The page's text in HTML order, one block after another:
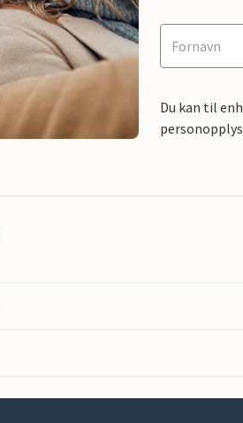
Du kan til